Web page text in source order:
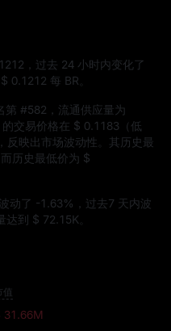
，过去 24 小时内变化了
$ 0.1212 每 BR。
第 #582 ，流通供应量为
的交易价格在 $ 0.1183 （低
反映出市场波动性。其历史最
而历史最低价为 $
动了 -1.63%
，过去7 天内波
达到 $ 72.15K
值
31.66M